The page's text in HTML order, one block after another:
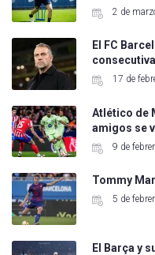
2 de
El FC
17 de
Atlético de
amigos se
9 de
Tommy
5 de
El Barça y